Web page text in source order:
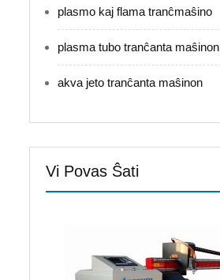
plasmo kaj flama tranĉmaŝino
plasma tubo tranĉanta maŝinon
akva jeto tranĉanta maŝinon
Vi Povas Ŝati